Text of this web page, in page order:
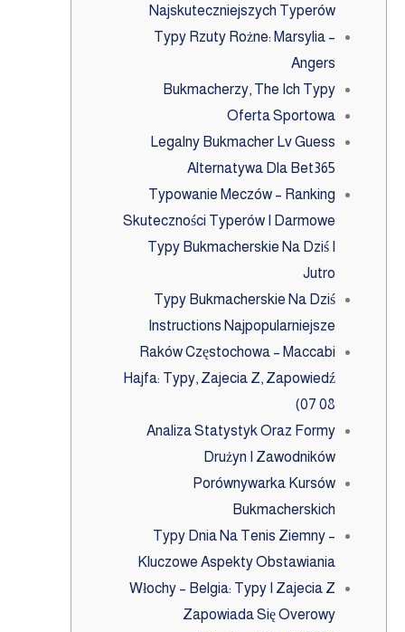
Najskuteczniejszych Typerów
Typy Rzuty Rożne: Marsylia –
Angers
Bukmacherzy, The Ich Typy
Oferta Sportowa
Legalny Bukmacher Lv Guess
Alternatywa Dla Bet365
Typowanie Meczów – Ranking
Skuteczności Typerów I Darmowe
Typy Bukmacherskie Na Dziś I
Jutro
Typy Bukmacherskie Na Dziś
Instructions Najpopularniejsze
Raków Częstochowa – Maccabi
Hajfa: Typy, Zajecia Z, Zapowiedź
(07 08
Analiza Statystyk Oraz Formy
Drużyn I Zawodników
Porównywarka Kursów
Bukmacherskich
Typy Dnia Na Tenis Ziemny –
Kluczowe Aspekty Obstawiania
Włochy – Belgia: Typy I Zajecia Z
Zapowiada Się Overowy